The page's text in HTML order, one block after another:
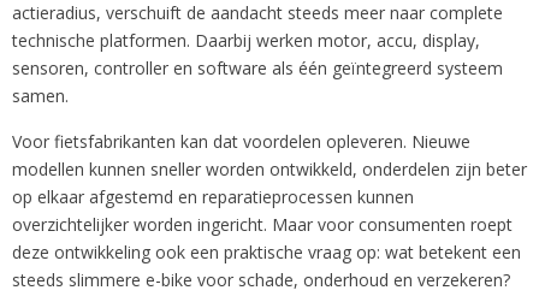
actieradius, verschuift de aandacht steeds meer naar complete
technische platformen. Daarbij werken motor, accu, display,
sensoren, controller en software als één geïntegreerd systeem
samen.
Voor fietsfabrikanten kan dat voordelen opleveren. Nieuwe
modellen kunnen sneller worden ontwikkeld, onderdelen zijn beter
op elkaar afgestemd en reparatieprocessen kunnen
overzichtelijker worden ingericht. Maar voor consumenten roept
deze ontwikkeling ook een praktische vraag op: wat betekent een
steeds slimmere e-bike voor schade, onderhoud en verzekeren?